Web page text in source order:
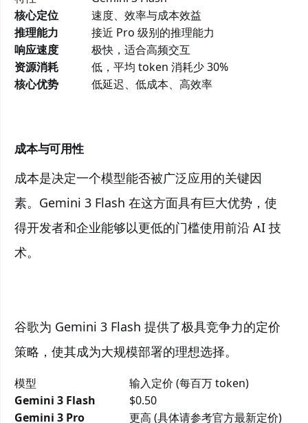
核心定位
速度、效率与成本效益
推理能力
接近 Pro 级别的推理能力
响应速度
极快，适合高频交互
资源消耗
低，平均 token 消耗少 30%
核心优势
低延迟、低成本、高效率
成本与可用性
成本是决定一个模型能否被广泛应用的关键因
素。Gemini 3 Flash 在这方面具有巨大优势，使
得开发者和企业能够以更低的门槛使用前沿 AI 技
术。
谷歌为 Gemini 3 Flash 提供了极具竞争力的定价
策略，使其成为大规模部署的理想选择。
模型
输入定价 (每百万 token)
Gemini 3 Flash
$0.50
Gemini 3 Pro
更高 (具体请参考官方最新定价)